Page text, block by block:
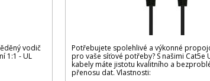
vodič
1:1 - UL
Potřebujete spolehlivé a výkonné
pro vaše síťové potřeby? S našimi Cat5e
kabely máte jistotu kvalitního a
přenosu dat. Vlastnosti: